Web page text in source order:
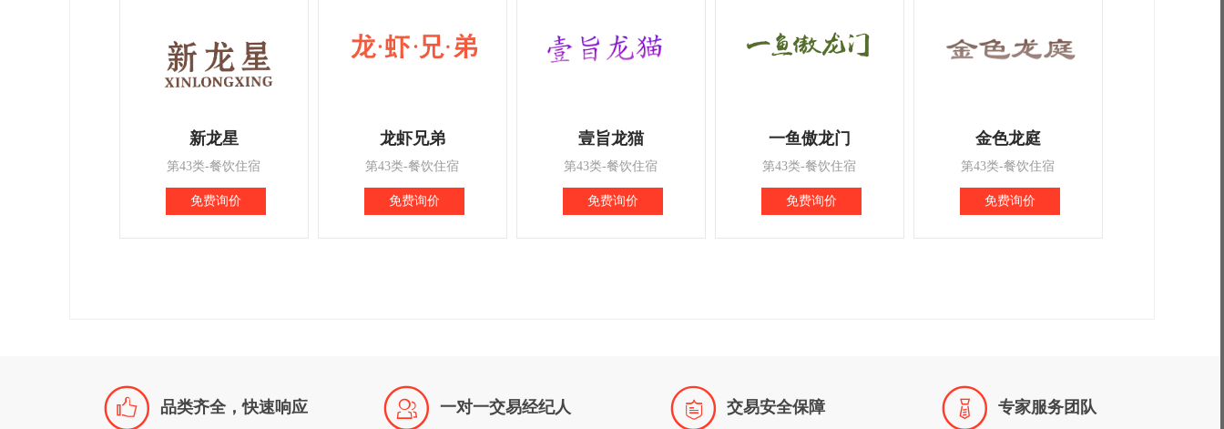
新龙星
第43类-餐饮住宿
免费询价
龙虾兄弟
第43类-餐饮住宿
免费询价
壹旨龙猫
第43类-餐饮住宿
免费询价
一鱼傲龙门
第43类-餐饮住宿
免费询价
金色龙庭
第43类-餐饮住宿
免费询价
 品类齐全，快速响应  一对一交易经纪人  交易安全保障  专家服务团队